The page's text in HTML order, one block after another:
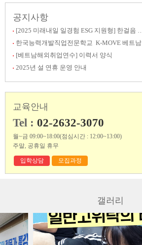
공지사항
[2025 미래내일 일경험 ESG 지원형] 한걸음 챌린지
한국능력개발직업전문학교 K-MOVE 베트남 취업 후기 공모전 결과발표
[베트남해외취업연수] 이력서 양식
2025년 설 연휴 운영 안내
교육안내
Tel : 02-2632-3070
월~금 09:00~18:00(점심시간 : 12:00~13:00)
주말, 공휴일 휴무
입학상담 모집과정
갤러리